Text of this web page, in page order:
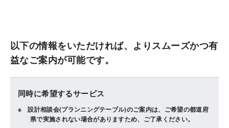
以下の情報をいただければ、よりスムーズかつ有
益なご案内が可能です。
同時に希望するサービス
設計相談会(プランニングテーブル)のご案内は、ご希望の都道府
県で実施されない場合がありますため、ご了承ください。